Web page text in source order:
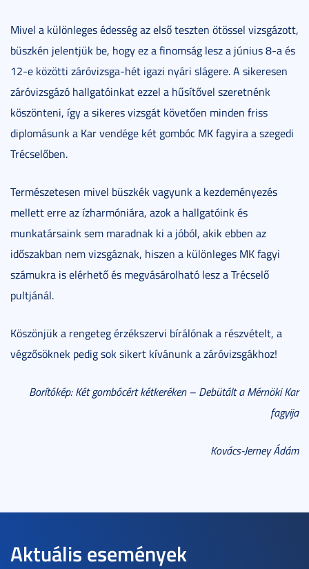
Mivel a különleges édesség az első teszten ötössel vizsgázott,
büszkén jelentjük be, hogy ez a finomság lesz a június 8-a és
12-e közötti záróvizsga-hét igazi nyári slágere. A sikeresen
záróvizsgázó hallgatóinkat ezzel a hűsítővel szeretnénk
köszönteni, így a sikeres vizsgát követően minden friss
diplomásunk a Kar vendége két gombóc MK fagyira a szegedi
Trécselőben.
Természetesen mivel büszkék vagyunk a kezdeményezés
mellett erre az ízharmóniára, azok a hallgatóink és
munkatársaink sem maradnak ki a jóból, akik ebben az
időszakban nem vizsgáznak, hiszen a különleges MK fagyi
számukra is elérhető és megvásárolható lesz a Trécselő
pultjánál.
Köszönjük a rengeteg érzékszervi bírálónak a részvételt, a
végzősöknek pedig sok sikert kívánunk a záróvizsgákhoz!
Borítókép: Két gombócért kétkeréken – Debütált a Mérnöki Kar
fagyija
Kovács-Jerney Ádám
Aktuális események